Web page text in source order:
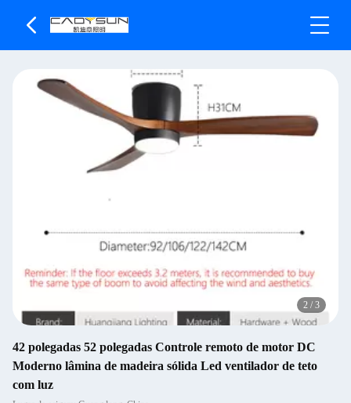
2 / 3
42 polegadas 52 polegadas Controle remoto de motor DC
Moderno lâmina de madeira sólida Led ventilador de teto
com luz